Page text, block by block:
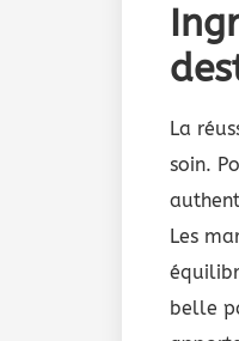
La
soin.
Les
belle